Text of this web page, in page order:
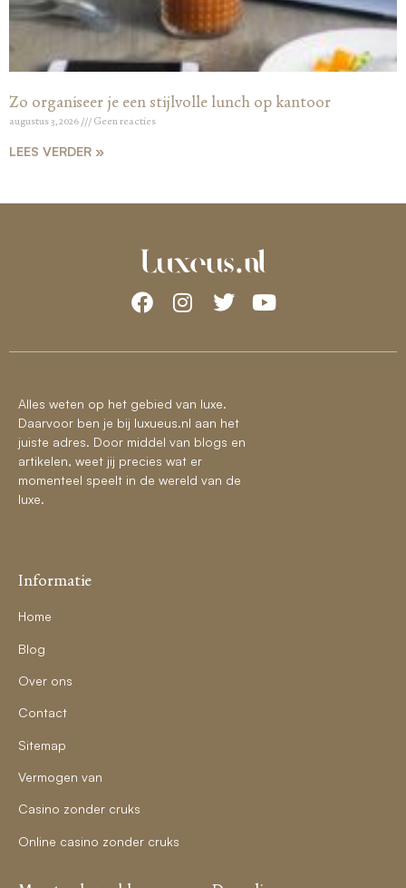
Zo organiseer je een stijlvolle lunch op kantoor
augustus 3, 2026 Geen reacties
LEES VERDER »
Alles weten op het gebied van luxe.
Daarvoor ben je bij luxueus.nl aan het
juiste adres. Door middel van blogs en
artikelen, weet jij precies wat er
momenteel speelt in de wereld van de
luxe.
Informatie
Home
Blog
Over ons
Contact
Sitemap
Vermogen van
Casino zonder cruks
Online casino zonder cruks